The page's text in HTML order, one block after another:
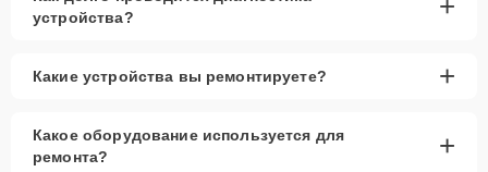
устройства?
Какие устройства вы ремонтируете? +
Какое оборудование используется для
ремонта?
+